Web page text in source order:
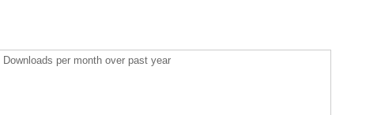
Downloads per month over past year